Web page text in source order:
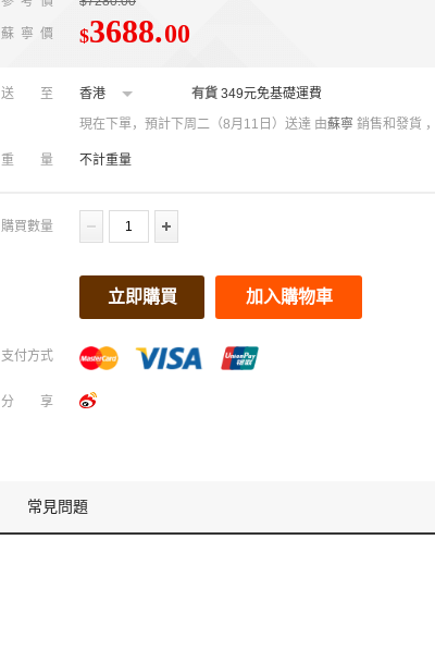
蘇寧價 $3688.00
送至 香港 有貨 349元免基礎運費
現在下單，預計下周二（8月11日）送達 由蘇寧 銷售和發貨
重量 不計重量
購買數量
立即購買 加入購物車
支付方式
分享
常見問題